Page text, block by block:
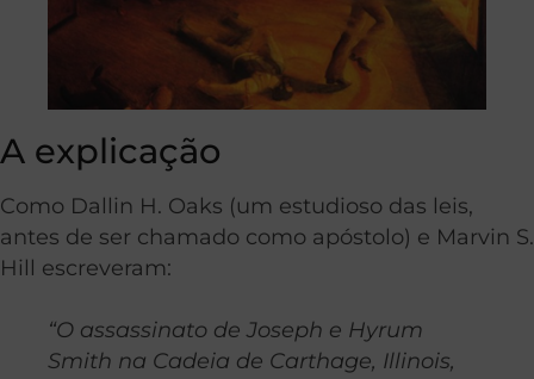
A explicação
Como Dallin H. Oaks (um estudioso das leis,
antes de ser chamado como apóstolo) e Marvin S.
Hill escreveram:
“O assassinato de Joseph e Hyrum
Smith na Cadeia de Carthage, Illinois,